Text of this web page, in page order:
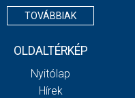
TOVÁBBIAK
OLDALTÉRKÉP
Nyitólap
Hírek